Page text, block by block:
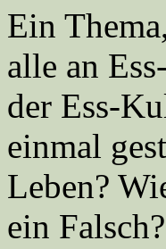
Ein
alle an
der Ess-
einmal
Leben?
ein